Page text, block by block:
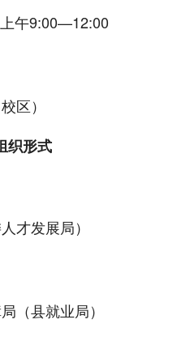
午9:00—12:00
区）
织形式
才发展局）
（县就业局）